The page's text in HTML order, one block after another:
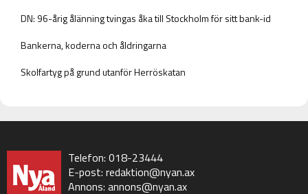
DN: 96-årig ålänning tvingas åka till Stockholm för sitt bank-id
Bankerna, koderna och åldringarna
Skolfartyg på grund utanför Herröskatan
Telefon: 018-23444
E-post: redaktion@nyan.ax
Annons: annons@nyan.ax